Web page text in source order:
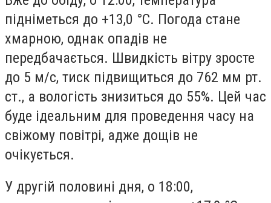
підніметься до +13,0 °С. Погода стане
хмарною, однак опадів не
передбачається. Швидкість вітру зросте
до 5 м/с, тиск підвищиться до 762 мм рт.
ст., а вологість знизиться до 55%. Цей час
буде ідеальним для проведення часу на
свіжому повітрі, адже дощів не
очікується.
У другій половині дня, о 18:00,